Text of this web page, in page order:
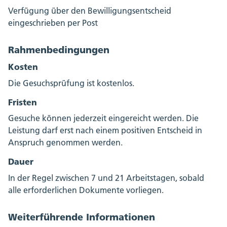
Verfügung über den Bewilligungsentscheid
eingeschrieben per Post
Rahmenbedingungen
Kosten
Die Gesuchsprüfung ist kostenlos.
Fristen
Gesuche können jederzeit eingereicht werden. Die
Leistung darf erst nach einem positiven Entscheid in
Anspruch genommen werden.
Dauer
In der Regel zwischen 7 und 21 Arbeitstagen, sobald
alle erforderlichen Dokumente vorliegen.
Weiterführende Informationen